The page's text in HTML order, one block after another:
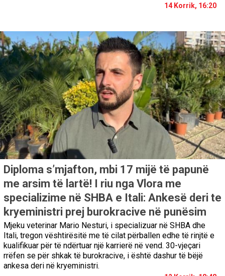
14 Korrik, 16:20
Diploma s’mjafton, mbi 17 mijë të papunë
me arsim të lartë! I riu nga Vlora me
specializime në SHBA e Itali: Ankesë deri te
kryeministri prej burokracive në punësim
Mjeku veterinar Mario Nesturi, i specializuar në SHBA dhe
Itali, tregon vështirësitë me të cilat përballen edhe të rinjtë e
kualifikuar për të ndërtuar një karrierë në vend. 30-vjeçari
rrëfen se për shkak të burokracive, i është dashur të bëjë
ankesa deri në kryeministri.